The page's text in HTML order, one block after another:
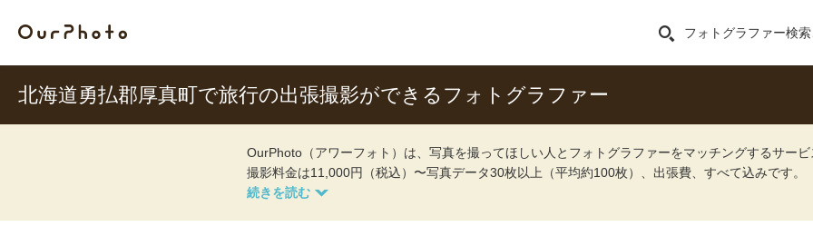
フォトグラファー検索
北海道勇払郡厚真町で旅行の出張撮影ができるフォトグラファー
OurPhoto（アワーフォト）は、写真を撮ってほしい人とフォトグラファーをマッチングするサービ
撮影料金は11,000円（税込）〜写真データ30枚以上（平均約100枚）、出張費、すべて込みです。